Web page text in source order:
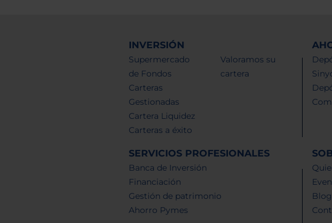
INVERSIÓN
Supermercado
de Fondos
Carteras
Gestionadas
Cartera Liquidez
Carteras a éxito
Valoramos su
cartera
SERVICIOS PROFESIONALES
Banca de Inversión
Financiación
Gestión de patrimonio
Ahorro Pymes
Blog